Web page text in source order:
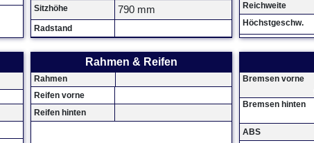
Sitzhöhe
790 mm
Radstand
Reichweite
Höchstgeschw.
Rahmen & Reifen
Rahmen
Reifen vorne
Reifen hinten
Bremsen vorne
Bremsen hinten
ABS